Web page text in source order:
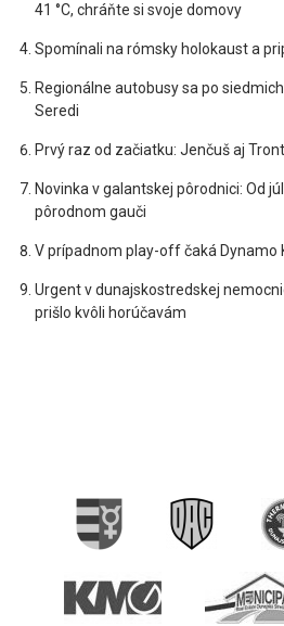
41 °C, chráňte si svoje domovy
Spomínali na rómsky holokaust a
Regionálne autobusy sa po
Seredi
Prvý raz od začiatku: Jenčuš aj
Novinka v galantskej pôrodnici: Od
pôrodnom gauči
V prípadnom play-off čaká Dynamo
Urgent v dunajskostredskej
prišlo kvôli horúčavám